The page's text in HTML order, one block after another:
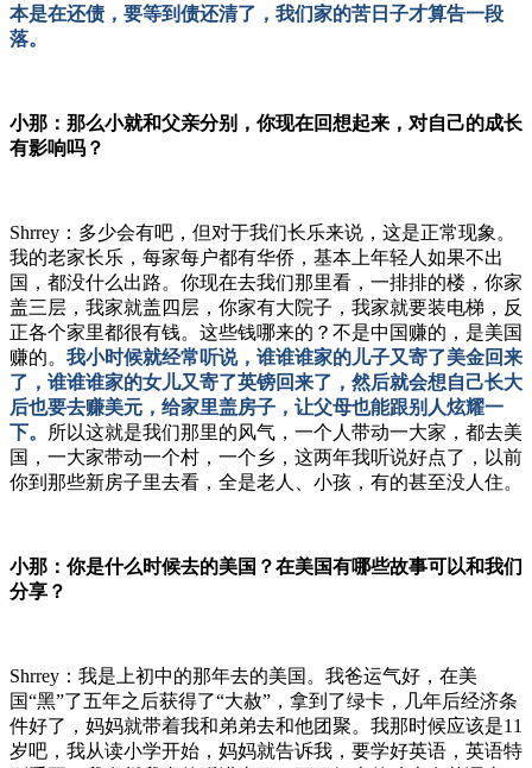
本是在还债，要等到债还清了，我们家的苦日子才算告一段
落。
小那：那么小就和父亲分别，你现在回想起来，对自己的成长
有影响吗？
Shrrey：多少会有吧，但对于我们长乐来说，这是正常现象。
我的老家长乐，每家每户都有华侨，基本上年轻人如果不出
国，都没什么出路。你现在去我们那里看，一排排的楼，你家
盖三层，我家就盖四层，你家有大院子，我家就要装电梯，反
正各个家里都很有钱。这些钱哪来的？不是中国赚的，是美国
赚的。 我小时候就经常听说，谁谁谁家的儿子又寄了美金回来
了，谁谁谁家的女儿又寄了英镑回来了，然后就会想自己长大
后也要去赚美元，给家里盖房子，让父母也能跟别人炫耀一
下。
所以这就是我们那里的风气，一个人带动一大家，都去美
国，一大家带动一个村，一个乡，这两年我听说好点了，以前
你到那些新房子里去看，全是老人、小孩，有的甚至没人住。
小那：你是什么时候去的美国？在美国有哪些故事可以和我们
分享？
Shrrey：我是上初中的那年去的美国。我爸运气好，在美
国“黑”了五年之后获得了“大赦”，拿到了绿卡，几年后经济条
件好了，妈妈就带着我和弟弟去和他团聚。我那时候应该是11
岁吧，我从读小学开始，妈妈就告诉我，要学好英语，英语特